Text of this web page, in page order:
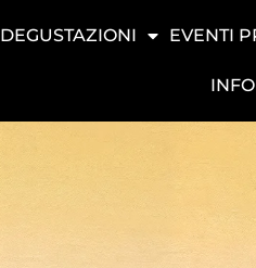
DEGUSTAZIONI EVENTI